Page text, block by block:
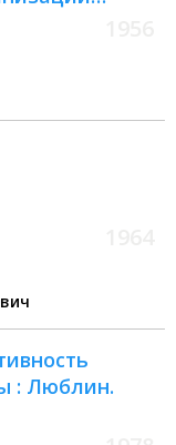
металлург.
: Люблин.